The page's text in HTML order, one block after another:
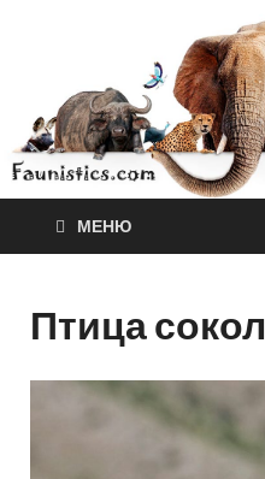
МЕНЮ
Птица сокол